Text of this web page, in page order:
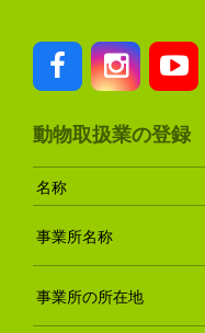
動物取扱業の登録
名称
事業所名称
事業所の所在地